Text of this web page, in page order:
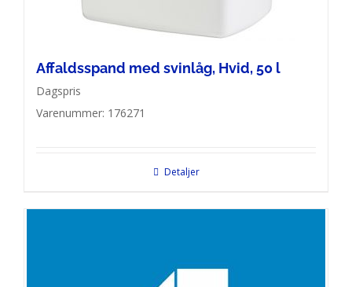
Affaldsspand med svinlåg, Hvid, 50 l
Dagspris
Varenummer: 176271
Detaljer